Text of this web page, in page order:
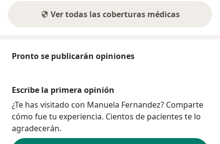
Ver todas las coberturas médicas
Pronto se publicarán opiniones
Escribe la primera opinión
¿Te has visitado con Manuela Fernandez? Comparte
cómo fue tu experiencia. Cientos de pacientes te lo
agradecerán.